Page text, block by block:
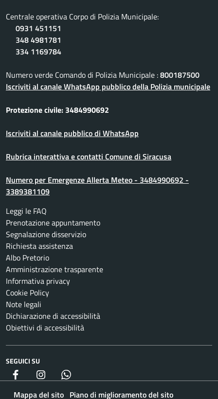
Centrale operativa Corpo di Polizia Municipale:
0931 451151
348 4981781
334 1169784
Numero verde Comando di Polizia Municipale :800187500
Iscriviti al canale WhatsApp pubblico della Polizia municipale
Protezione civile: 3484990692
Iscriviti al canale pubblico di WhatsApp
Rubrica interattiva e contatti Comune di Siracusa
Numero per Emergenze Allerta Meteo - 3484990692 -
3389381109
Leggi le FAQ
Prenotazione appuntamento
Segnalazione disservizio
Richiesta assistenza
Albo Pretorio
Amministrazione trasparente
Informativa privacy
Cookie Policy
Note legali
Dichiarazione di accessibilità
Obiettivi di accessibilità
SEGUICI SU
Facebook Instagram
Mappa del sito Piano di miglioramento del sito